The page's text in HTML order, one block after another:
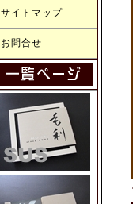
サイトマップ
お問合せ